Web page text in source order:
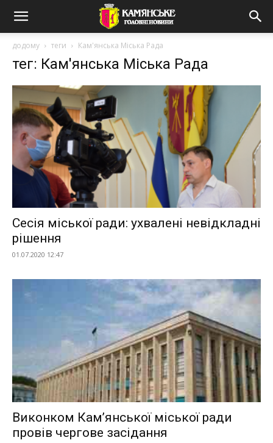
додому теги Кам'янська Міська Рада
тег: Кам'янська Міська Рада
Сесія міської ради: ухвалені невідкладні
рішення
01.07.2020 12:47
Виконком Кам’янської міської ради
провів чергове засідання